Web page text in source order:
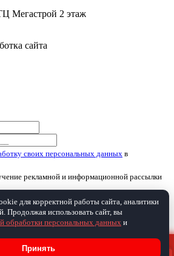
Мегастрой 2 этаж
сайта
своих персональных данных в
рекламной и информационной рассылки
для корректной работы сайта, аналитики
Продолжая использовать сайт, вы
обработки персональных данных и
Принять
И ПОЛУЧИТЕ